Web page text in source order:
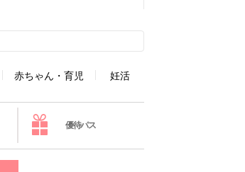
赤ちゃん・育児 妊活
優待パス